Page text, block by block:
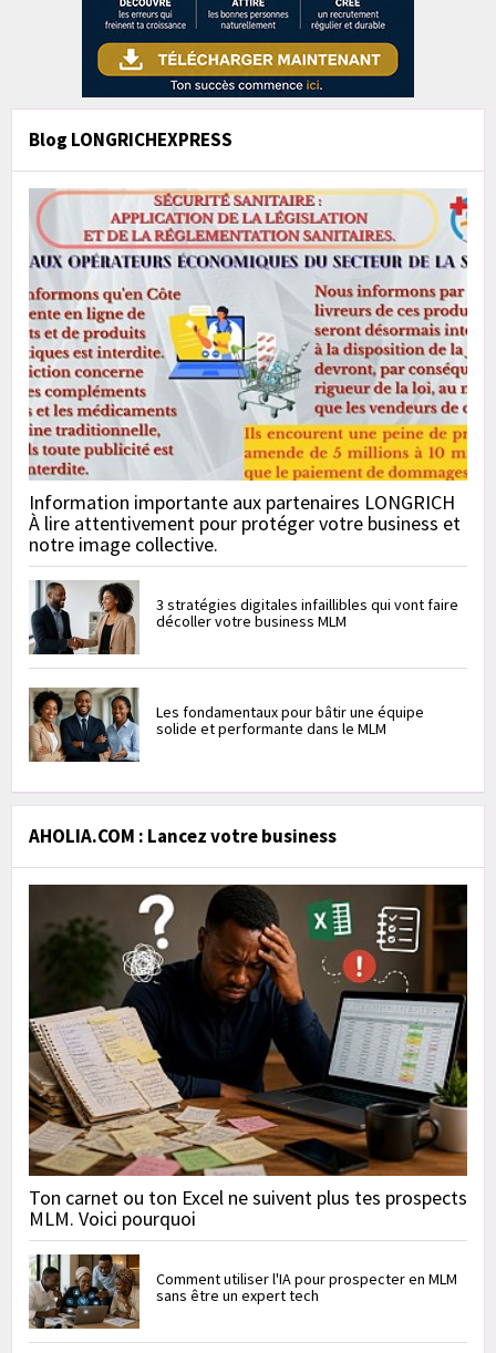
Blog LONGRICHEXPRESS
Information importante aux partenaires LONGRICH
À lire attentivement pour protéger votre business et
notre image collective.
3 stratégies digitales infaillibles qui vont faire
décoller votre business MLM
Les fondamentaux pour bâtir une équipe
solide et performante dans le MLM
AHOLIA.COM : Lancez votre business
Ton carnet ou ton Excel ne suivent plus tes prospects
MLM. Voici pourquoi
Comment utiliser l'IA pour prospecter en MLM
sans être un expert tech